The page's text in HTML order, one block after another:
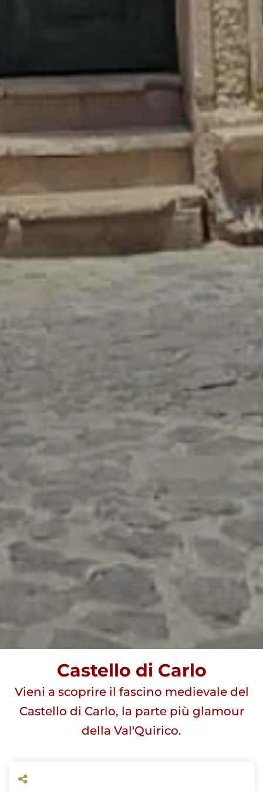
Castello di Carlo
Vieni a scoprire il fascino medievale del
Castello di Carlo, la parte più glamour
della Val'Quirico.